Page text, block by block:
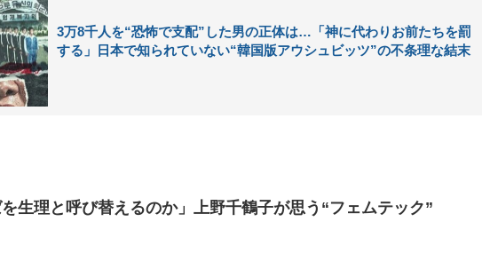
3万8千人を“恐怖で支配”した男の正体は…「神に代わりお前たちを罰
する」日本で知られていない“韓国版アウシュビッツ”の不条理な結末
を生理と呼び替えるのか」上野千鶴子が思う“フェムテック”